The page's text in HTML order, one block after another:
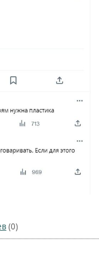
(0)